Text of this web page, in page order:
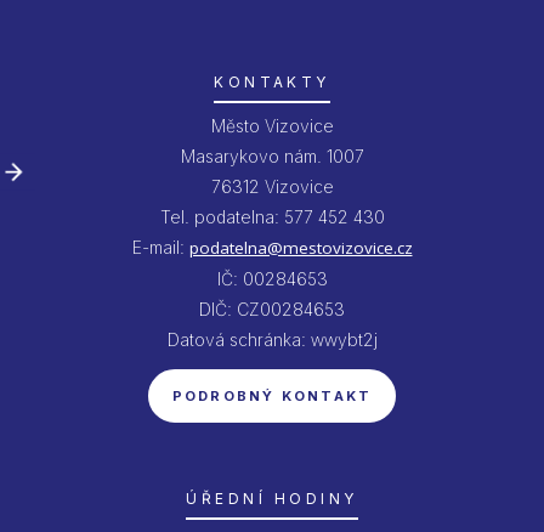
KONTAKTY
Město Vizovice
Masarykovo nám. 1007
76312 Vizovice
Tel. podatelna: 577 452 430
E-mail: podatelna@mestovizovice.cz
IČ: 00284653
DIČ: CZ00284653
Datová schránka: wwybt2j
PODROBNÝ KONTAKT
ÚŘEDNÍ HODINY